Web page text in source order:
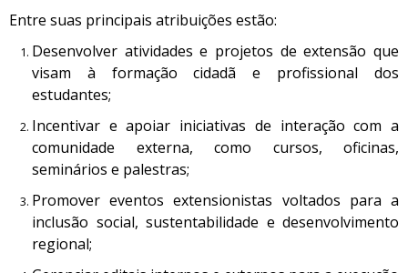
Entre suas principais atribuições estão:
Desenvolver atividades e projetos de extensão que
visam à formação cidadã e profissional dos
estudantes;
Incentivar e apoiar iniciativas de interação com a
comunidade externa, como cursos, oficinas,
seminários e palestras;
Promover eventos extensionistas voltados para a
inclusão social, sustentabilidade e desenvolvimento
regional;